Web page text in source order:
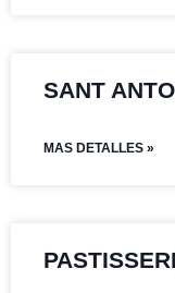
SANT
MAS DETALLES »